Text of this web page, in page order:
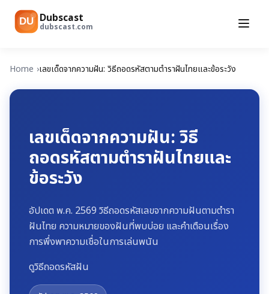
DU Dubscast
dubscast.com
Home เลขเด็ดจากความฝัน: วิธีถอดรหัสตามตำราฝันไทยและข้อระวัง
เลขเด็ดจากความฝัน: วิธี
ถอดรหัสตามตำราฝันไทยและ
ข้อระวัง
อัปเดต พ.ค. 2569 วิธีถอดรหัสเลขจากความฝันตามตำรา
ฝันไทย ความหมายของฝันที่พบบ่อย และคำเตือนเรื่อง
การพึ่งพาความเชื่อในการเล่นพนัน
ดูวิธีถอดรหัสฝัน